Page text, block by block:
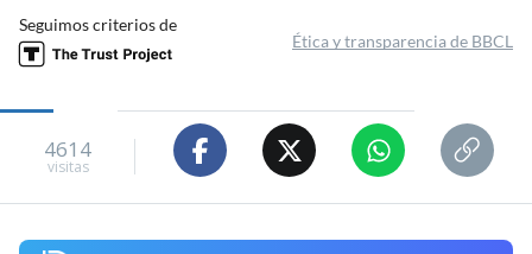
Seguimos criterios de
Ética y transparencia de BBCL
4614
visitas